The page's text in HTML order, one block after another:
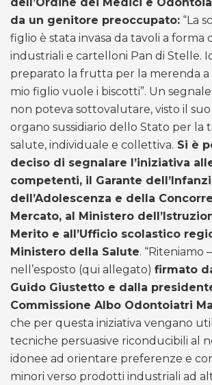
da un genitore preoccupato: “La
figlio è stata invasa da tavoli a forma
industriali e cartelloni Pan di Stelle.
preparato la frutta per la merenda a
mio figlio vuole i biscotti”. Un
non poteva sottovalutare, visto il
organo sussidiario dello Stato per la
salute, individuale e collettiva. Si è
deciso di segnalare l’iniziativa
competenti, il Garante
dell’Adolescenza e della
Mercato, al Ministero
Merito e all’Ufficio scolastico
Ministero della Salute. “Riteniamo
nell’esposto (qui allegato) firmato
Guido Giustetto e dalla
Commissione Albo Odontoiatri
che per questa iniziativa vengano
tecniche persuasive riconducibili al
idonee ad orientare preferenze e
minori verso prodotti industriali ad